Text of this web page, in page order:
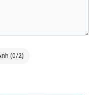
(0/2)